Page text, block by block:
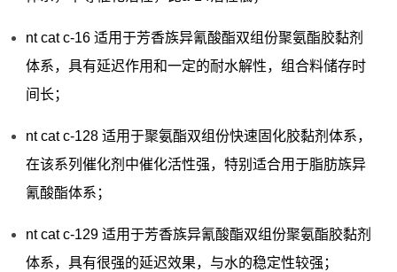
nt cat c-16 适用于芳香族异氰酸酯双组份聚氨酯胶黏剂
体系，具有延迟作用和一定的耐水解性，组合料储存时
间长；
nt cat c-128 适用于聚氨酯双组份快速固化胶黏剂体系，
在该系列催化剂中催化活性强，特别适合用于脂肪族异
氰酸酯体系；
nt cat c-129 适用于芳香族异氰酸酯双组份聚氨酯胶黏剂
体系，具有很强的延迟效果，与水的稳定性较强；